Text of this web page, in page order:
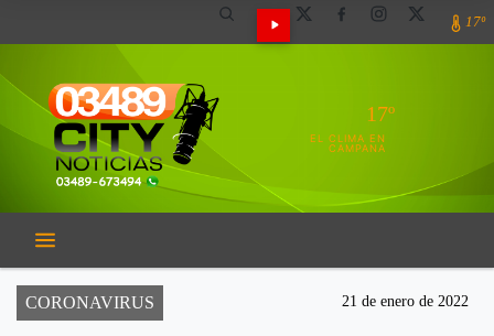
17º
17º
EL CLIMA EN
CAMPANA
CORONAVIRUS 21 de enero de 2022